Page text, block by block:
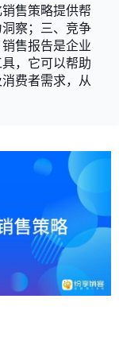
售策略提供帮
察；三、竞争
售报告是企业
，它可以帮助
费者需求，从